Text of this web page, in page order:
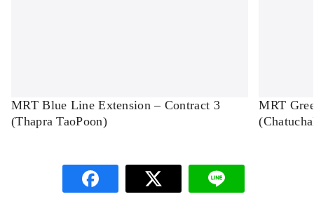
MRT Blue Line Extension – Contract 3
(Thapra TaoPoon)
MRT